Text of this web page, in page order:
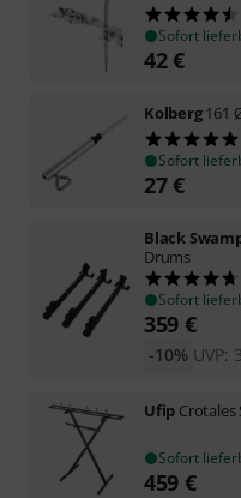
Sofort
42€
Kolberg161
Sofort
27€
Black
Drums
Sofort
359 €
UVP:
-10%
Ufip
Sofort
459 €